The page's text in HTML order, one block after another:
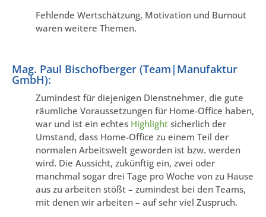
Fehlende Wertschätzung, Motivation und Burnout
waren weitere Themen.
Mag. Paul Bischofberger (Team|Manufaktur
GmbH):
Zumindest für diejenigen Dienstnehmer, die gute
räumliche Voraussetzungen für Home-Office haben,
war und ist ein echtes Highlight sicherlich der
Umstand, dass Home-Office zu einem Teil der
normalen Arbeitswelt geworden ist bzw. werden
wird. Die Aussicht, zukünftig ein, zwei oder
manchmal sogar drei Tage pro Woche von zu Hause
aus zu arbeiten stößt – zumindest bei den Teams,
mit denen wir arbeiten – auf sehr viel Zuspruch.